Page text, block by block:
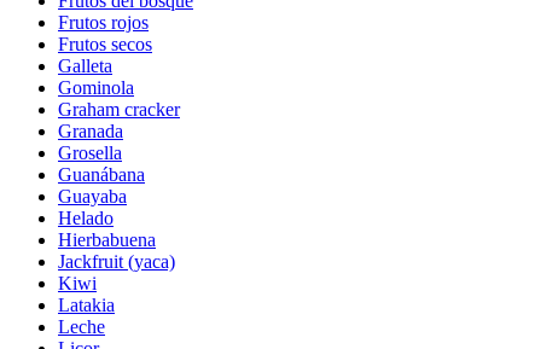
Frutos rojos
Frutos secos
Galleta
Gominola
Graham cracker
Granada
Grosella
Guanábana
Guayaba
Helado
Hierbabuena
Jackfruit (yaca)
Kiwi
Latakia
Leche